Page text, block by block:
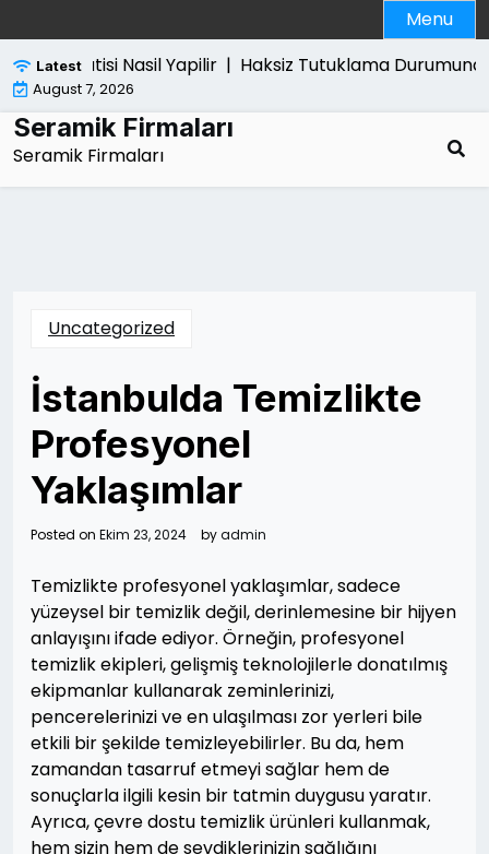
to
content
Menu
Latest
Pro Satisi Nasil Yapilir |Haksiz Tutuklama Durumunda
August 7, 2026
Seramik Firmaları
Seramik Firmaları
Uncategorized
İstanbulda Temizlikte
Profesyonel
Yaklaşımlar
Posted on Ekim 23, 2024 byadmin
Temizlikte profesyonel yaklaşımlar, sadece
yüzeysel bir temizlik değil, derinlemesine bir hijyen
anlayışını ifade ediyor. Örneğin, profesyonel
temizlik ekipleri, gelişmiş teknolojilerle donatılmış
ekipmanlar kullanarak zeminlerinizi,
pencerelerinizi ve en ulaşılması zor yerleri bile
etkili bir şekilde temizleyebilirler. Bu da, hem
zamandan tasarruf etmeyi sağlar hem de
sonuçlarla ilgili kesin bir tatmin duygusu yaratır.
Ayrıca, çevre dostu temizlik ürünleri kullanmak,
hem sizin hem de sevdiklerinizin sağlığını